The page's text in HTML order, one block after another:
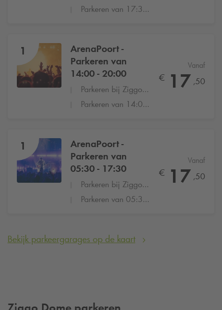
Parkeren van 17:30 - 05:30 vanaf €17,50
1
ArenaPoort -
Parkeren van
14:00 - 20:00
Parkeren bij Ziggo Dome, Johan Cruijff Arena of AFASlive
Parkeren van 14:00 - 20:00 vanaf €17,50
Vanaf
€ 17 ,50
1
ArenaPoort -
Parkeren van
05:30 - 17:30
Parkeren bij Ziggo Dome, Johan Cruijff Arena of AFASlive
Parkeren van 05:30 - 17:30 vanaf €17,50
Vanaf
€ 17 ,50
Bekijk parkeergarages op de kaart
Ziggo Dome parkeren